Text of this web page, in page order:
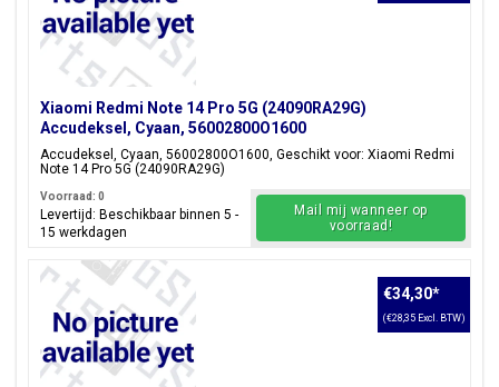
Xiaomi Redmi Note 14 Pro 5G (24090RA29G)
Accudeksel, Cyaan, 56002800O1600
Accudeksel, Cyaan, 56002800O1600, Geschikt voor: Xiaomi Redmi
Note 14 Pro 5G (24090RA29G)
Voorraad: 0
Levertijd: Beschikbaar binnen 5 -
15 werkdagen
Mail mij wanneer op
voorraad!
€34,30*
(€28,35 Excl. BTW)